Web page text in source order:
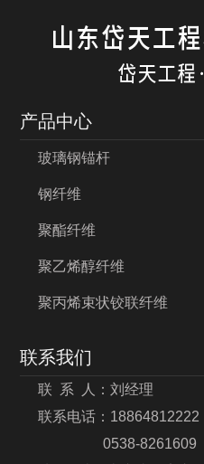
产品中心
玻璃钢锚杆
钢纤维
聚酯纤维
聚乙烯醇纤维
聚丙烯束状铰联纤维
联系我们
联 系 人：刘经理
联系电话：18864812222
0538-8261609